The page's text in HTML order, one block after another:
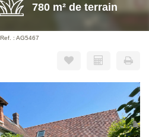
780 m² de terrain
Ref. : AG5467